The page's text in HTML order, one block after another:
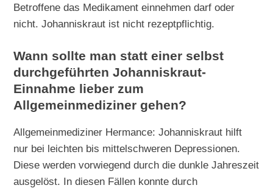
Betroffene das Medikament einnehmen darf oder
nicht. Johanniskraut ist nicht rezeptpflichtig.
Wann sollte man statt einer selbst
durchgeführten Johanniskraut-
Einnahme lieber zum
Allgemeinmediziner gehen?
Allgemeinmediziner Hermance: Johanniskraut hilft
nur bei leichten bis mittelschweren Depressionen.
Diese werden vorwiegend durch die dunkle Jahreszeit
ausgelöst. In diesen Fällen konnte durch